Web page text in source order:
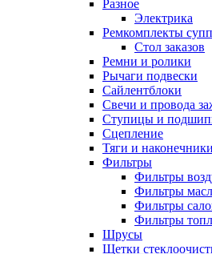
Разное
Электрика
Ремкомплекты
Стол заказов
Ремни и ролики
Рычаги подвески
Сайлентблоки
Свечи и провода
Ступицы и
Сцепление
Тяги и
Фильтры
Фильтры
Фильтры
Фильтры
Фильтры
Шрусы
Щетки